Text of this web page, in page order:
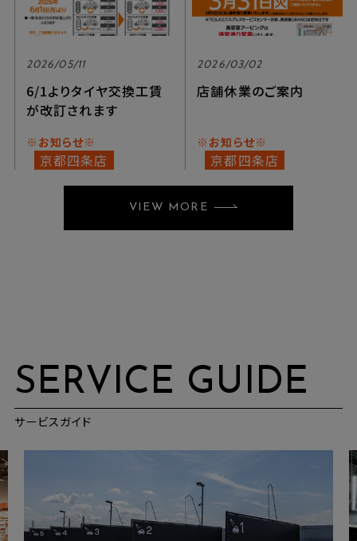
2026/05/11
6/1よりタイヤ交換工賃
が改訂されます
※お知らせ※
京都四条店
2026/03/02
店舗休業のご案内
※お知らせ※
京都四条店
VIEW MORE
SERVICE GUIDE
サービスガイド